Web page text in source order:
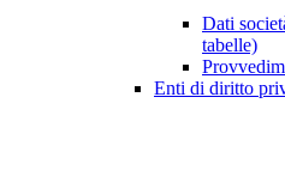
Dati
tabelle)
Enti di diritto